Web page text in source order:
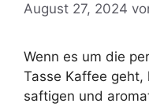
August 27, 2024
Wenn es um die
Tasse Kaffee geht,
saftigen und